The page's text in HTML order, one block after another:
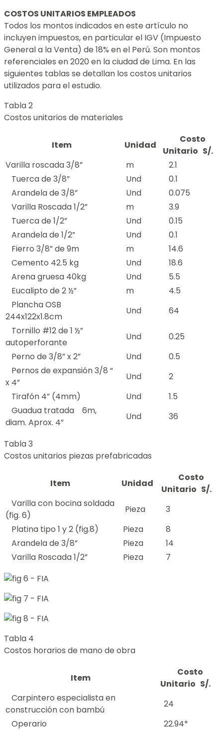
COSTOS UNITARIOS EMPLEADOS
Todos los montos indicados en este artículo no
incluyen impuestos, en particular el IGV (Impuesto
General a la Venta) de 18% en el Perú. Son montos
referenciales en 2020 en la ciudad de Lima. En las
siguientes tablas se detallan los costos unitarios
utilizados para el estudio.
Tabla 2
Costos unitarios de materiales
Item Unidad
Costo
Unitario S/.
Varilla roscada 3/8”
m
2.1
Tuerca de 3/8”
Und
0.1
Arandela de 3/8”
Und
0.075
Varilla Roscada 1/2”
m
3.9
Tuerca de 1/2”
Und
0.15
Arandela de 1/2”
Und
0.1
Fierro 3/8” de 9m
m
14.6
Cemento 42.5 kg
Und
18.6
Arena gruesa 40kg
Und
5.5
Eucalipto de 2 ½”
m
4.5
Plancha OSB
244x122x1.8cm
Und
64
Tornillo #12 de 1 ½”
autoperforante
Und
0.25
Perno de 3/8” x 2”
Und
0.5
Pernos de expansión 3/8 “
x 4”
Und
2
Tirafón 4” (4mm)
Und
1.5
Guadua tratada 6m,
diam. Aprox. 4”
Und 36
Tabla 3
Costos unitarios piezas prefabricadas
Item Unidad
Costo
Unitario S/.
Varilla con bocina soldada
(fig. 6)
Pieza
3
Platina tipo 1 y 2 (fig.8)
Pieza
8
Arandela de 3/8”
Pieza
14
Varilla Roscada 1/2”
Pieza 7
Tabla 4
Costos horarios de mano de obra
Item
Costo
Unitario S/.
Carpintero especialista en
construcción con bambú
24
Operario
22.94*